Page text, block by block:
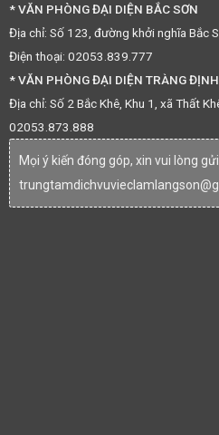
* VĂN PHÒNG ĐẠI DIỆN BẮC SƠN
Địa chỉ: Số 123, đường khởi nghĩa Bắc
Điện thoại: 02053.839.777
* VĂN PHÒNG ĐẠI DIỆN TRÀNG ĐỊNH
Địa chỉ: Số 2 Bắc Khê, Khu 1, xã Thất
02053.873.888
Mọi ý kiến đóng góp, xin vui lòng